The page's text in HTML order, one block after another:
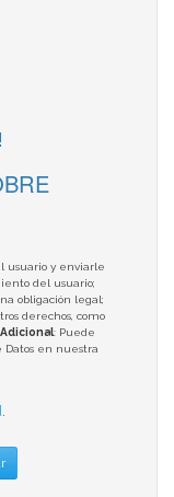
usuario y enviarle
del usuario;
obligación legal;
derechos, como
: Puede
Datos en nuestra